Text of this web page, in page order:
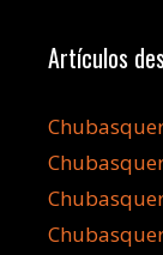
Artículos